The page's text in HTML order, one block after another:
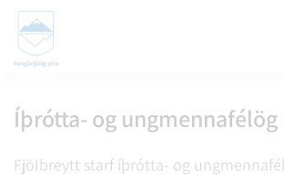
Íþrótta- og ungmennafélög
Fjölbreytt starf íþrótta- og
Leita á vef